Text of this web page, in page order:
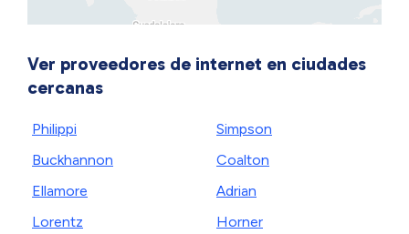
Ver proveedores de internet en ciudades
cercanas
Philippi
Buckhannon
Ellamore
Lorentz
Simpson
Coalton
Adrian
Horner